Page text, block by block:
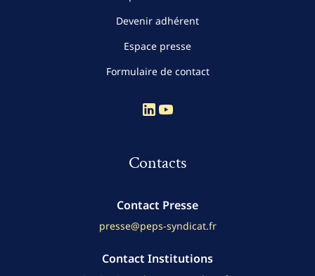
Devenir adhérent
Espace presse
Formulaire de contact
Contacts
Contact Presse
presse@peps-syndicat.fr
Contact Institutions